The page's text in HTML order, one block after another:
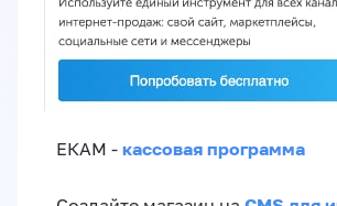
ЕКАМ - кассовая программа